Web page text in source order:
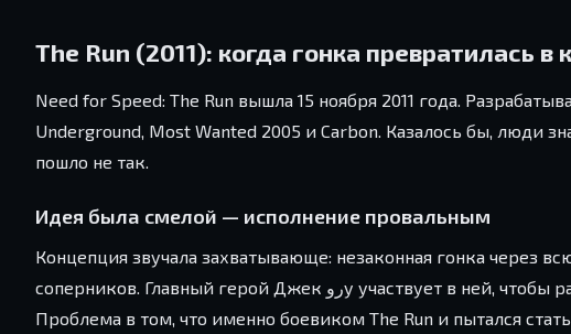
The Run (2011): когда гонка превратилась в
Need for Speed: The Run вышла 15 ноября 2011 года.
Underground, Most Wanted 2005 и Carbon. Казалось бы, люди
пошло не так.
Идея была смелой — исполнение провальным
Концепция звучала захватывающе: незаконная гонка
соперников. Главный герой Джек روу участвует в ней, чтобы расплатиться с мафией. Звучит как сценарий для крутого боевика.
Проблема в том, что именно боевиком The Run и пытался